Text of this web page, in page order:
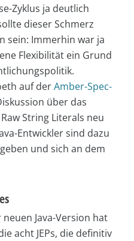
Zyklus ja deutlich
dieser Schmerz
sein: Immerhin war ja
Flexibilität ein Grund
auf derAmber-Spec-
über das
String Literals neu
Entwickler sind dazu
und sich an dem
Java-Version hat
acht JEPs, die definitiv